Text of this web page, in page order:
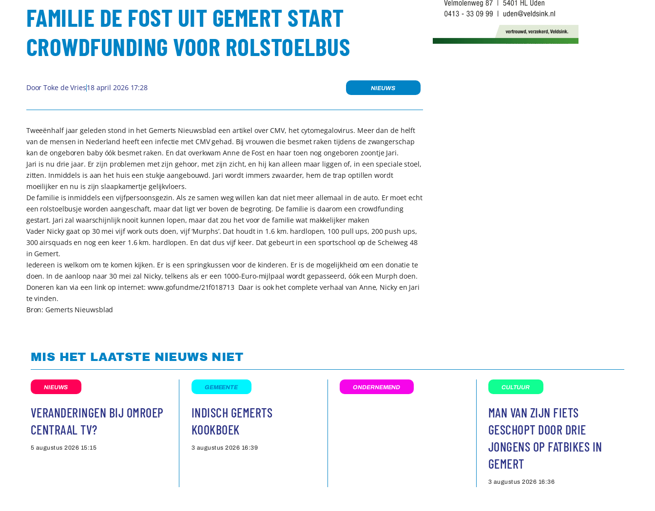
FAMILIE DE FOST UIT GEMERT START
CROWDFUNDING VOOR ROLSTOELBUS
Door Toke de Vries18 april 2026 17:28 NIEUWS
Tweeënhalf jaar geleden stond in het Gemerts Nieuwsblad een artikel over CMV, het cytomegalovirus. Meer dan de helft
van de mensen in Nederland heeft een infectie met CMV gehad. Bij vrouwen die besmet raken tijdens de zwangerschap
kan de ongeboren baby óók besmet raken. En dat overkwam Anne de Fost en haar toen nog ongeboren zoontje Jari.
Jari is nu drie jaar. Er zijn problemen met zijn gehoor, met zijn zicht, en hij kan alleen maar liggen of, in een speciale stoel,
zitten. Inmiddels is aan het huis een stukje aangebouwd. Jari wordt immers zwaarder, hem de trap optillen wordt
moeilijker en nu is zijn slaapkamertje gelijkvloers.
De familie is inmiddels een vijfpersoonsgezin. Als ze samen weg willen kan dat niet meer allemaal in de auto. Er moet echt
een rolstoelbusje worden aangeschaft, maar dat ligt ver boven de begroting. De familie is daarom een crowdfunding
gestart. Jari zal waarschijnlijk nooit kunnen lopen, maar dat zou het voor de familie wat makkelijker maken
Vader Nicky gaat op 30 mei vijf work outs doen, vijf ‘Murphs’. Dat houdt in 1.6 km. hardlopen, 100 pull ups, 200 push ups,
300 airsquads en nog een keer 1.6 km. hardlopen. En dat dus vijf keer. Dat gebeurt in een sportschool op de Scheiweg 48
in Gemert.
Iedereen is welkom om te komen kijken. Er is een springkussen voor de kinderen. Er is de mogelijkheid om een donatie te
doen. In de aanloop naar 30 mei zal Nicky, telkens als er een 1000-Euro-mijlpaal wordt gepasseerd, óók een Murph doen.
Doneren kan via een link op internet: www.gofundme/21f018713 Daar is ook het complete verhaal van Anne, Nicky en Jari
te vinden.
Bron: Gemerts Nieuwsblad
MIS HET LAATSTE NIEUWS NIET
NIEUWS
VERANDERINGEN BIJ OMROEP
CENTRAAL TV?
5 augustus 2026 15:15
GEMEENTE
INDISCH GEMERTS
KOOKBOEK
3 augustus 2026 16:39
ONDERNEMEND CULTUUR
MAN VAN ZIJN FIETS
GESCHOPT DOOR DRIE
JONGENS OP FATBIKES IN
GEMERT
3 augustus 2026 16:36